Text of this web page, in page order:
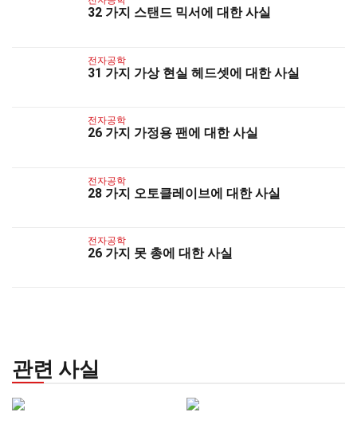
32 가지 스탠드 믹서에 대한 사실
전자공학
31 가지 가상 현실 헤드셋에 대한 사실
전자공학
26 가지 가정용 팬에 대한 사실
전자공학
28 가지 오토클레이브에 대한 사실
전자공학
26 가지 못 총에 대한 사실
관련 사실